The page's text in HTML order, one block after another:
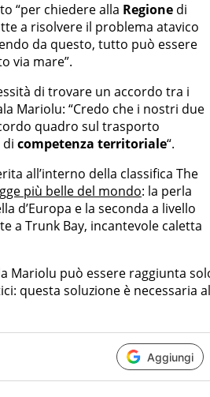
“per chiedere alla Regione di
a risolvere il problema atavico
da questo, tutto può essere
via mare”.
di trovare un accordo tra i
Mariolu: “Credo che i nostri due
quadro sul trasporto
competenza territoriale“.
all’interno della classifica The
più belle del mondo: la perla
d’Europa e la seconda a livello
a Trunk Bay, incantevole caletta
Mariolu può essere raggiunta
questa soluzione è necessaria al
Aggiungi